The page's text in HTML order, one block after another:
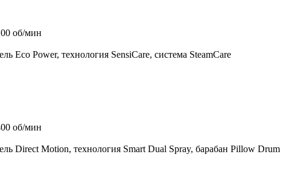
об/мин
Eco Power, технология SensiCare, система SteamCare
об/мин
Direct Motion, технология Smart Dual Spray, барабан Pillow Drum